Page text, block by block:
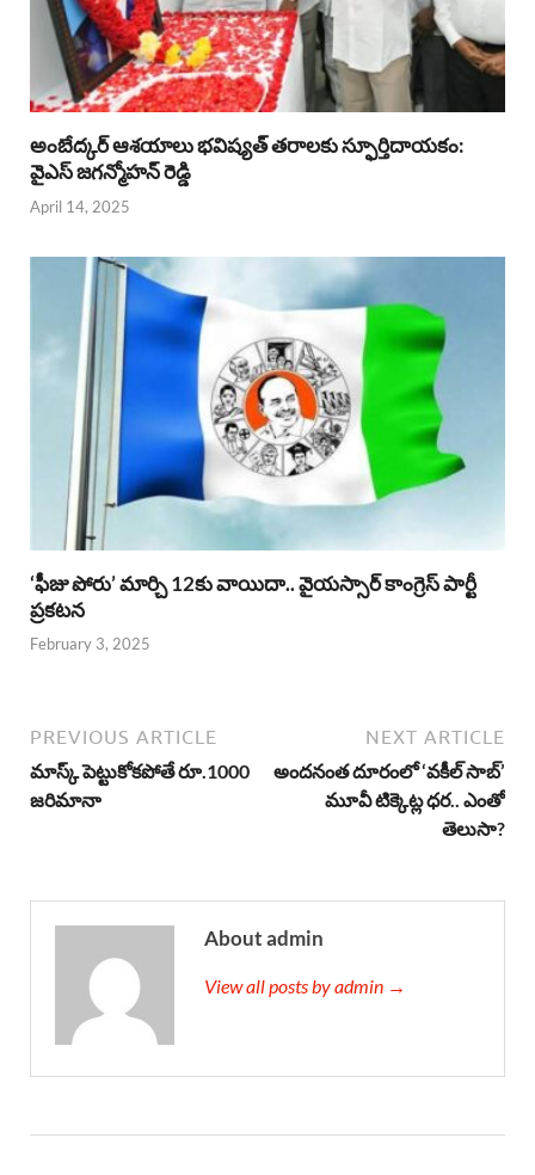
అంబేద్కర్ ఆశయాలు భవిష్యత్ తరాలకు స్ఫూర్తిదాయకం:
వైఎస్ జగన్మోహన్ రెడ్డి
April 14, 2025
‘ఫీజు పోరు’ మార్చి 12కు వాయిదా.. వైయస్సార్‌ కాంగ్రెస్‌ పార్టీ
ప్రకటన
February 3, 2025
PREVIOUS ARTICLE
మాస్క్ పెట్టుకోకపోతే రూ.1000
జరిమానా
NEXT ARTICLE
అందనంత దూరంలో ‘వకీల్‌ సాబ్’
మూవీ టిక్కెట్ల ధర.. ఎంతో
తెలుసా?
About admin
View all posts by admin →